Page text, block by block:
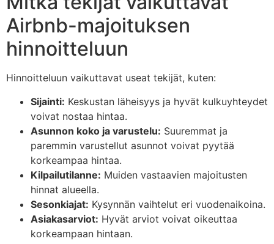
Airbnb-majoituksen
hinnoitteluun
Hinnoitteluun vaikuttavat useat tekijät, kuten:
Sijainti: Keskustan läheisyys ja hyvät kulkuyhteydet
voivat nostaa hintaa.
Asunnon koko ja varustelu: Suuremmat ja
paremmin varustellut asunnot voivat pyytää
korkeampaa hintaa.
Kilpailutilanne: Muiden vastaavien majoitusten
hinnat alueella.
Sesonkiajat: Kysynnän vaihtelut eri vuodenaikoina.
Asiakasarviot: Hyvät arviot voivat oikeuttaa
korkeampaan hintaan.